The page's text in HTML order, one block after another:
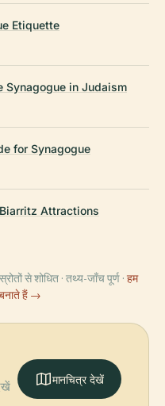
Etiquette
Synagogue in Judaism
for Synagogue
Attractions
से शोधित · तथ्य-जाँच पूर्ण · हम
हैं →
मानचित्र देखें